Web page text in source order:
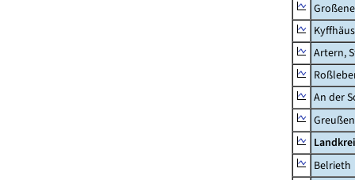
Artern,
An der
Belrieth